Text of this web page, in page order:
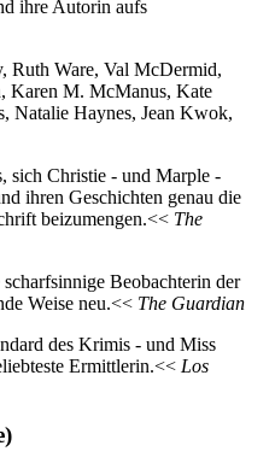
ihre Autorin aufs
Ruth Ware, Val McDermid,
Karen M. McManus, Kate
Natalie Haynes, Jean Kwok,
sich Christie - und Marple -
ihren Geschichten genau die
beizumengen.<< The
Beobachterin der
Weise neu.<< The Guardian
des Krimis - und Miss
Ermittlerin.<< Los